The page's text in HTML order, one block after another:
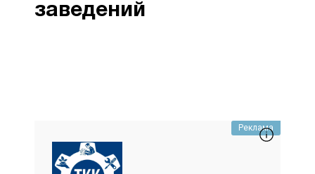
заведений
Реклама